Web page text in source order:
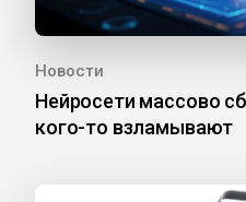
Новости
Нейросети массово
кого-то взламывают